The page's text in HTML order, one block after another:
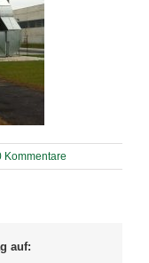
Kommentare
auf: